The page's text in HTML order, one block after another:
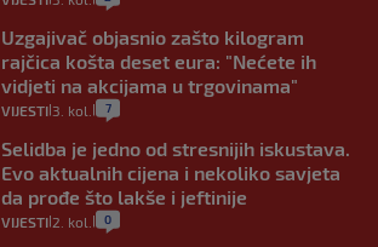
Uzgajivač objasnio zašto kilogram
rajčica košta deset eura: "Nećete ih
vidjeti na akcijama u trgovinama"
VIJESTI 3. kol. 7
Selidba je jedno od stresnijih iskustava.
Evo aktualnih cijena i nekoliko savjeta
da prođe što lakše i jeftinije
VIJESTI 2. kol. 0